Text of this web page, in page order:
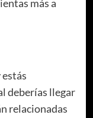
más a
deberías llegar
relacionadas